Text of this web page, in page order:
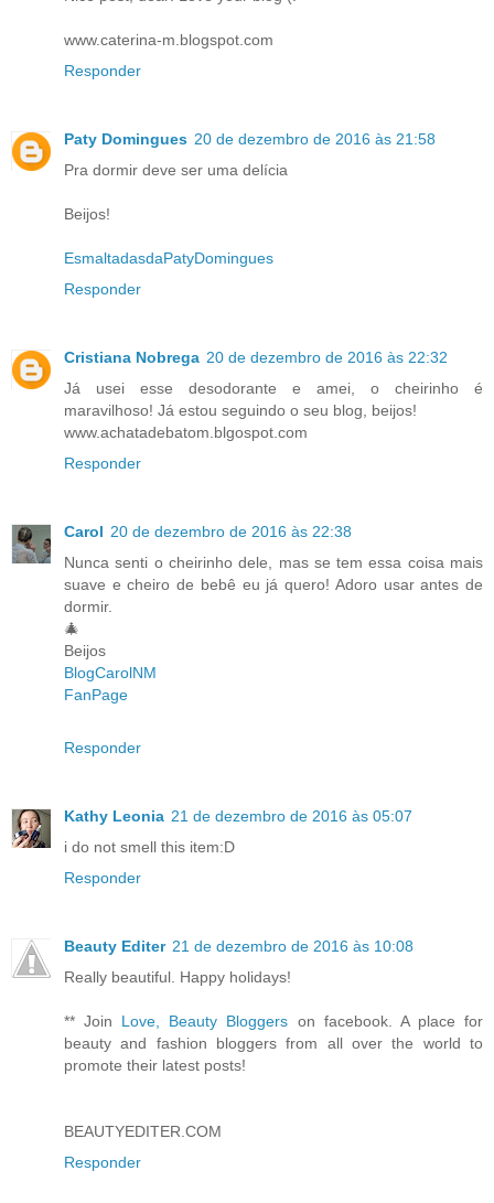
www.caterina-m.blogspot.com
Responder
Paty Domingues 20 de dezembro de 2016 às 21:58
Pra dormir deve ser uma delícia
Beijos!
EsmaltadasdaPatyDomingues
Responder
Cristiana Nobrega 20 de dezembro de 2016 às 22:32
Já usei esse desodorante e amei, o cheirinho é
maravilhoso! Já estou seguindo o seu blog, beijos!
www.achatadebatom.blgospot.com
Responder
Carol 20 de dezembro de 2016 às 22:38
Nunca senti o cheirinho dele, mas se tem essa coisa mais
suave e cheiro de bebê eu já quero! Adoro usar antes de
dormir.
🎄
Beijos
BlogCarolNM
FanPage
Responder
Kathy Leonia 21 de dezembro de 2016 às 05:07
i do not smell this item:D
Responder
Beauty Editer 21 de dezembro de 2016 às 10:08
Really beautiful. Happy holidays!
** Join Love, Beauty Bloggers on facebook. A place for
beauty and fashion bloggers from all over the world to
promote their latest posts!
BEAUTYEDITER.COM
Responder